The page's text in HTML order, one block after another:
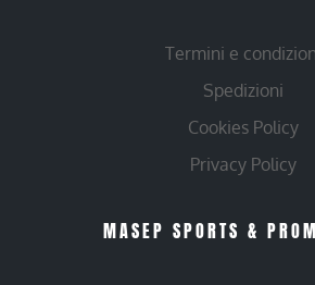
Termini e
Spedizioni
Cookies Policy
Privacy Policy
MASEP SPORTS &